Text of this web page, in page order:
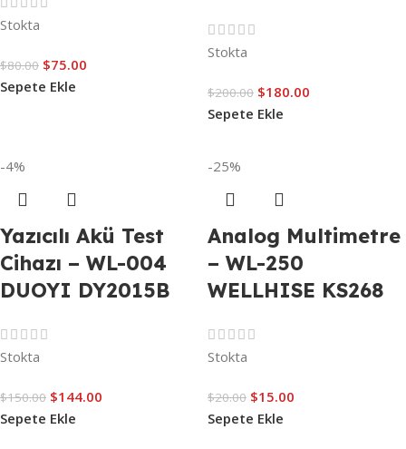
Stokta
$80.00 $75.00
Sepete Ekle
Stokta
$200.00 $180.00
Sepete Ekle
-4%
Yazıcılı Akü Test
Cihazı – WL-004
DUOYI DY2015B
Stokta
$150.00 $144.00
Sepete Ekle
-25%
Analog Multimetre
– WL-250
WELLHISE KS268
Stokta
$20.00 $15.00
Sepete Ekle